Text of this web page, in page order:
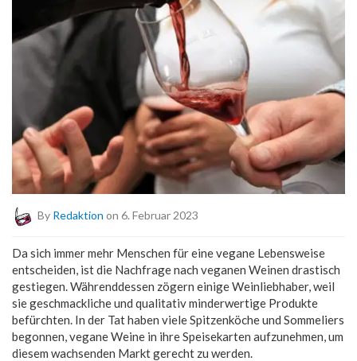
By Redaktion on 6. Februar 2023
Da sich immer mehr Menschen für eine vegane Lebensweise
entscheiden, ist die Nachfrage nach veganen Weinen drastisch
gestiegen. Währenddessen zögern einige Weinliebhaber, weil
sie geschmackliche und qualitativ minderwertige Produkte
befürchten. In der Tat haben viele Spitzenköche und Sommeliers
begonnen, vegane Weine in ihre Speisekarten aufzunehmen, um
diesem wachsenden Markt gerecht zu werden.